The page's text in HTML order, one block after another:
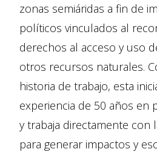
zonas semiáridas a fin de
políticos vinculados al
derechos al acceso y uso
otros recursos naturales.
historia de trabajo, esta
experiencia de 50 años en
y trabaja directamente con
para generar impactos y